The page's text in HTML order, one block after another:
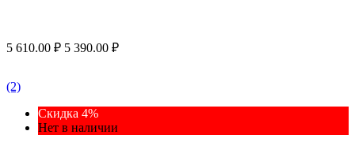
5 610.00 ₽ 5 390.00 ₽
(2)
Скидка 4%
Нет в наличии